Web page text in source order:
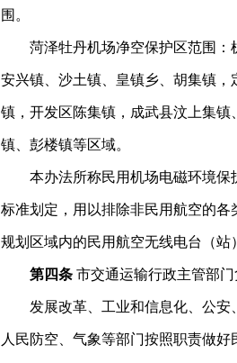
围。
菏泽牡丹机场净空保护区范围：
安兴镇、沙土镇、皇镇乡、胡集镇
镇，开发区陈集镇，成武县汶上集
镇、彭楼镇等区域。
本办法所称民用机场电磁环境
标准划定，用以排除非民用航空的
规划区域内的民用航空无线电台（站
第四条 市交通运输行政主管部
发展改革、工业和信息化、公安
人民防空、气象等部门按照职责做好